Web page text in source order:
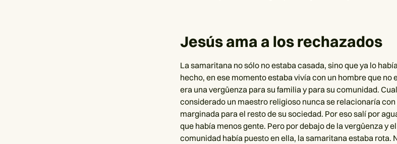
Jesús ama a los rechazados
La samaritana no sólo no estaba casada, sino que ya lo
hecho, en ese momento estaba vivía con un hombre que no
era una vergüenza para su familia y para su comunidad.
considerado un maestro religioso nunca se relacionaría
marginada para el resto de su sociedad. Por eso salí por
que había menos gente. Pero por debajo de la vergüenza y
comunidad había puesto en ella, la samaritana estaba rota.